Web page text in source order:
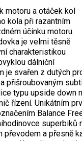
motoru a otáček kol
kola při razantním
účinku motoru.
je velmi těsně
charakteristikou
dálniční
je svařen z dutých
přišroubovaným
typu upside down
řízení. Unikátním
Balance
superbiků
převodem a přesně